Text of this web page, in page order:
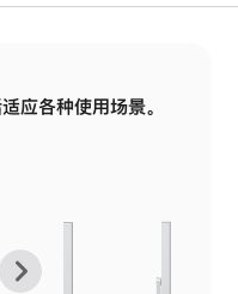
面
面应各种使用场景。
上
下